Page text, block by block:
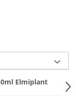
Elmiplant